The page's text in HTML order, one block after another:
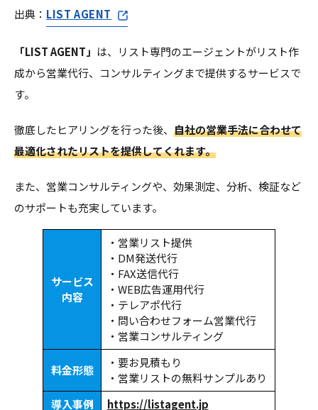
出典： LIST AGENT
「LIST AGENT」 は、リスト専門のエージェントがリスト作
成から営業代行、コンサルティングまで提供するサービスで
す。
徹底したヒアリングを行った後、 自社の営業手法に合わせて
最適化されたリストを提供してくれます。
また、営業コンサルティングや、効果測定、分析、検証など
のサポートも充実しています。
サービス
内容
・営業リスト提供
・DM発送代行
・FAX送信代行
・WEB広告運用代行
・テレアポ代行
・問い合わせフォーム営業代行
・営業コンサルティング
料金形態
・要お見積もり
・営業リストの無料サンプルあり
導入事例
https://listagent.jp